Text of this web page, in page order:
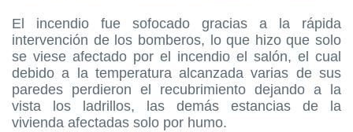
El incendio fue sofocado gracias a la rápida
intervención de los bomberos, lo que hizo que solo
se viese afectado por el incendio el salón, el cual
debido a la temperatura alcanzada varias de sus
paredes perdieron el recubrimiento dejando a la
vista los ladrillos, las demás estancias de la
vivienda afectadas solo por humo.